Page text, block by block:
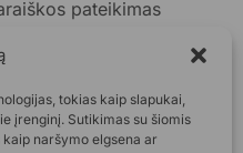
tokias kaip slapukai,
įrenginį. Sutikimas su šiomis
naršymo elgsena ar
pateikimas